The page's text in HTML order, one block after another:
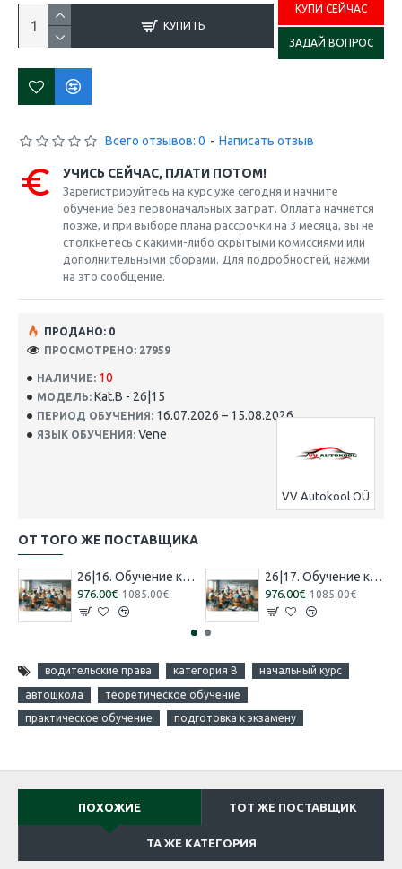
УЧИСЬ СЕЙЧАС, ПЛАТИ ПОТОМ!
Зарегистрируйтесь на курс уже сегодня и начните
обучение без первоначальных затрат. Оплата начнется
позже, и при выборе плана рассрочки на 3 месяца, вы не
столкнетесь с какими-либо скрытыми комиссиями или
дополнительными сборами. Для подробностей, нажми
на это сообщение.
НАЛИЧИЕ: 10
МОДЕЛЬ: Kat.B - 26|15
ПЕРИОД ОБУЧЕНИЯ: 16.07.2026 – 15.08.2026
ЯЗЫК ОБУЧЕНИЯ: Vene
VV Autokool OÜ
ПРОДАНО: 0
ПРОСМОТРЕНО: 27959
Всего отзывов: 0 - Написать отзыв
КУПИТЬ
КУПИ СЕЙЧАС
ЗАДАЙ ВОПРОС
ОТ ТОГО ЖЕ ПОСТАВЩИКА
26|16. Обучение категории 'B' [30.07.2026 – 29.08.2026 Эстонский]
976.00€ 1085.00€
26|17. Обучение категории 'B' [13.08.2026 – 12.09.2026 Эстонский]
976.00€ 1085.00€
водительские права категория B начальный курс
автошкола
теоретическое обучение
практическое обучение
подготовка к экзамену
ПОХОЖИЕ ТОТ ЖЕ ПОСТАВЩИК
ТА ЖЕ КАТЕГОРИЯ